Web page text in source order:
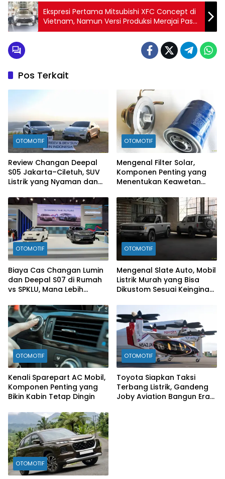
Ekspresi Pertama Mitsubishi XFC Concept di
Vietnam, Namun Versi Produksi Merajai Pasar
Indonesia
Pos Terkait
OTOMOTIF
Review Changan Deepal
S05 Jakarta–Ciletuh, SUV
Listrik yang Nyaman dan
OTOMOTIF
Mengenal Filter Solar,
Komponen Penting yang
Menentukan Keawetan
OTOMOTIF
Biaya Cas Changan Lumin
dan Deepal S07 di Rumah
vs SPKLU, Mana Lebih
OTOMOTIF
Mengenal Slate Auto, Mobil
Listrik Murah yang Bisa
Dikustom Sesuai Keinginan
OTOMOTIF
Kenali Sparepart AC Mobil,
Komponen Penting yang
Bikin Kabin Tetap Dingin
OTOMOTIF
Toyota Siapkan Taksi
Terbang Listrik, Gandeng
Joby Aviation Bangun Era
OTOMOTIF